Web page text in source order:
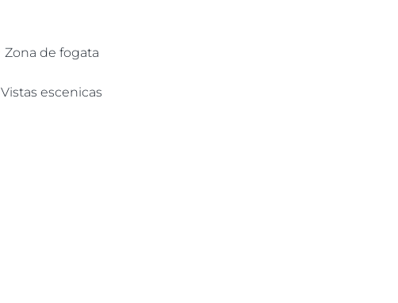
Zona de fogata
Vistas escenicas